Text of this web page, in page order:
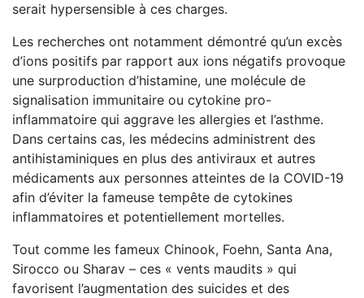
serait hypersensible à ces charges.
Les recherches ont notamment démontré qu’un excès
d’ions positifs par rapport aux ions négatifs provoque
une surproduction d’histamine, une molécule de
signalisation immunitaire ou cytokine pro-
inflammatoire qui aggrave les allergies et l’asthme.
Dans certains cas, les médecins administrent des
antihistaminiques en plus des antiviraux et autres
médicaments aux personnes atteintes de la COVID-19
afin d’éviter la fameuse tempête de cytokines
inflammatoires et potentiellement mortelles.
Tout comme les fameux Chinook, Foehn, Santa Ana,
Sirocco ou Sharav – ces « vents maudits » qui
favorisent l’augmentation des suicides et des